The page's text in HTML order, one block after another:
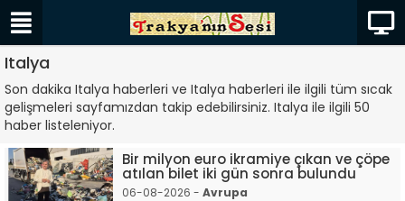
Italya
Son dakika Italya haberleri ve Italya haberleri ile ilgili tüm sıcak
gelişmeleri sayfamızdan takip edebilirsiniz. Italya ile ilgili 50
haber listeleniyor.
Bir milyon euro ikramiye çıkan ve çöpe
atılan bilet iki gün sonra bulundu
06-08-2026 - Avrupa